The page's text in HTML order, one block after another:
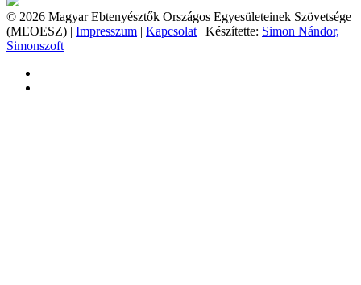
© 2026 Magyar Ebtenyésztők Országos Egyesületeinek Szövetsége
(MEOESZ) | Impresszum | Kapcsolat | Készítette: Simon Nándor,
Simonszoft